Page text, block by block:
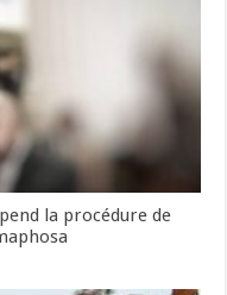
la procédure de